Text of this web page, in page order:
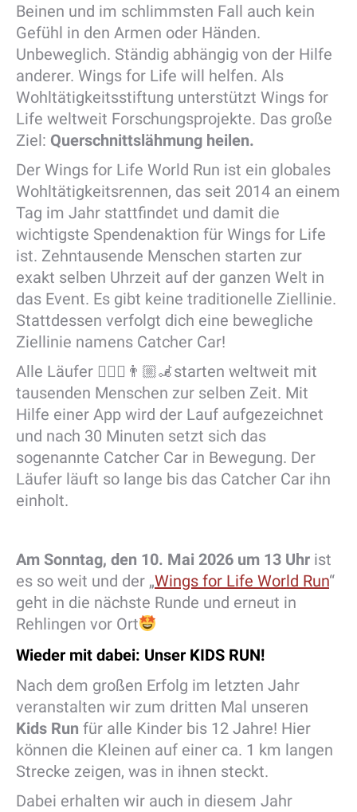
Beinen und im schlimmsten Fall auch kein
Gefühl in den Armen oder Händen.
Unbeweglich. Ständig abhängig von der Hilfe
anderer. Wings for Life will helfen. Als
Wohltätigkeitsstiftung unterstützt Wings for
Life weltweit Forschungsprojekte. Das große
Ziel: Querschnittslähmung heilen.
Der Wings for Life World Run ist ein globales
Wohltätigkeitsrennen, das seit 2014 an einem
Tag im Jahr stattfindet und damit die
wichtigste Spendenaktion für Wings for Life
ist. Zehntausende Menschen starten zur
exakt selben Uhrzeit auf der ganzen Welt in
das Event. Es gibt keine traditionelle Ziellinie.
Stattdessen verfolgt dich eine bewegliche
Ziellinie namens Catcher Car!
Alle Läufer 🏃🏼‍♀️👨🏼‍🦼starten weltweit mit
tausenden Menschen zur selben Zeit. Mit
Hilfe einer App wird der Lauf aufgezeichnet
und nach 30 Minuten setzt sich das
sogenannte Catcher Car in Bewegung. Der
Läufer läuft so lange bis das Catcher Car ihn
einholt.
Am Sonntag, den 10. Mai 2026 um 13 Uhr ist
es so weit und der „Wings for Life World Run“
geht in die nächste Runde und erneut in
Rehlingen vor Ort
Wieder mit dabei: Unser KIDS RUN!
Nach dem großen Erfolg im letzten Jahr
veranstalten wir zum dritten Mal unseren
Kids Run für alle Kinder bis 12 Jahre! Hier
können die Kleinen auf einer ca. 1 km langen
Strecke zeigen, was in ihnen steckt.
Dabei erhalten wir auch in diesem Jahr